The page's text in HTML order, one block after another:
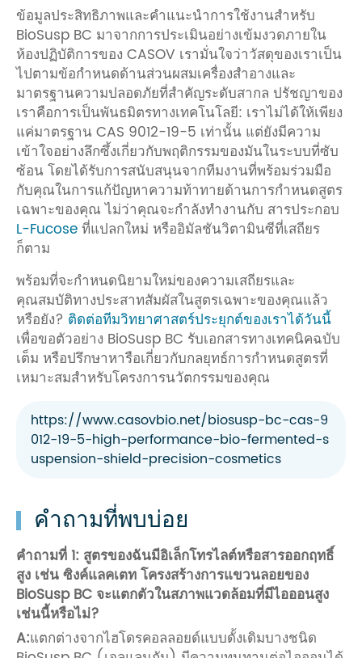
ข้อมูลประสิทธิภาพและคำแนะนำการใช้งานสำหรับ
BioSusp BC มาจากการประเมินอย่างเข้มงวดภายใน
ห้องปฏิบัติการของ CASOV เรามั่นใจว่าวัสดุของเราเป็น
ไปตามข้อกำหนดด้านส่วนผสมเครื่องสำอางและ
มาตรฐานความปลอดภัยที่สำคัญระดับสากล ปรัชญาของ
เราคือการเป็นพันธมิตรทางเทคโนโลยี: เราไม่ได้ให้เพียง
แค่มาตรฐาน CAS 9012-19-5 เท่านั้น แต่ยังมีความ
เข้าใจอย่างลึกซึ้งเกี่ยวกับพฤติกรรมของมันในระบบที่ซับ
ซ้อน โดยได้รับการสนับสนุนจากทีมงานที่พร้อมร่วมมือ
กับคุณในการแก้ปัญหาความท้าทายด้านการกำหนดสูตร
เฉพาะของคุณ ไม่ว่าคุณจะกำลังทำงานกับ สารประกอบ
L-Fucoseที่แปลกใหม่ หรืออิมัลชันวิตามินซีที่เสถียร
ก็ตาม
พร้อมที่จะกำหนดนิยามใหม่ของความเสถียรและ
คุณสมบัติทางประสาทสัมผัสในสูตรเฉพาะของคุณแล้ว
หรือยัง? ติดต่อทีมวิทยาศาสตร์ประยุกต์ของเราได้วันนี้
เพื่อขอตัวอย่าง BioSusp BC รับเอกสารทางเทคนิคฉบับ
เต็ม หรือปรึกษาหารือเกี่ยวกับกลยุทธ์การกำหนดสูตรที่
เหมาะสมสำหรับโครงการนวัตกรรมของคุณ
https://www.casovbio.net/biosusp-bc-cas-9
012-19-5-high-performance-bio-fermented-s
uspension-shield-precision-cosmetics
คำถามที่พบบ่อย
คำถามที่ 1: สูตรของฉันมีอิเล็กโทรไลต์หรือสารออกฤทธิ์
สูง เช่น ซิงค์แลคเตท โครงสร้างการแขวนลอยของ
BioSusp BC จะแตกตัวในสภาพแวดล้อมที่มีไอออนสูง
เช่นนี้หรือไม่?
A:แตกต่างจากไฮโดรคอลลอยด์แบบดั้งเดิมบางชนิด